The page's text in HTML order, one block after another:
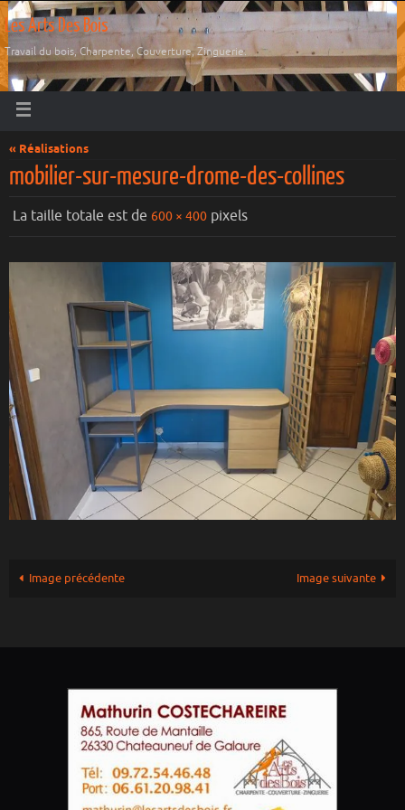
Les Arts Des Bois
Travail du bois, Charpente, Couverture, Zinguerie.
« Réalisations
mobilier-sur-mesure-drome-des-collines
La taille totale est de 600 × 400 pixels
Image précédente Image suivante